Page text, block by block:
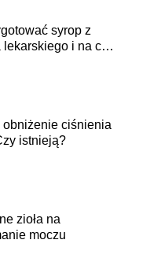
syrop z
lekarskiego i na co
obniżenie ciśnienia
istnieją?
zioła na
moczu